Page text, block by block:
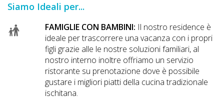
CHIEDI
CODICE
SCONTO
Video
Tutorial
Siamo Ideali per...
FAMIGLIE CON BAMBINI: Il nostro residence è
ideale per trascorrere una vacanza con i propri
figli grazie alle le nostre soluzioni familiari, al
nostro interno inoltre offriamo un servizio
ristorante su prenotazione dove è possibile
gustare i migliori piatti della cucina tradizionale
ischitana.